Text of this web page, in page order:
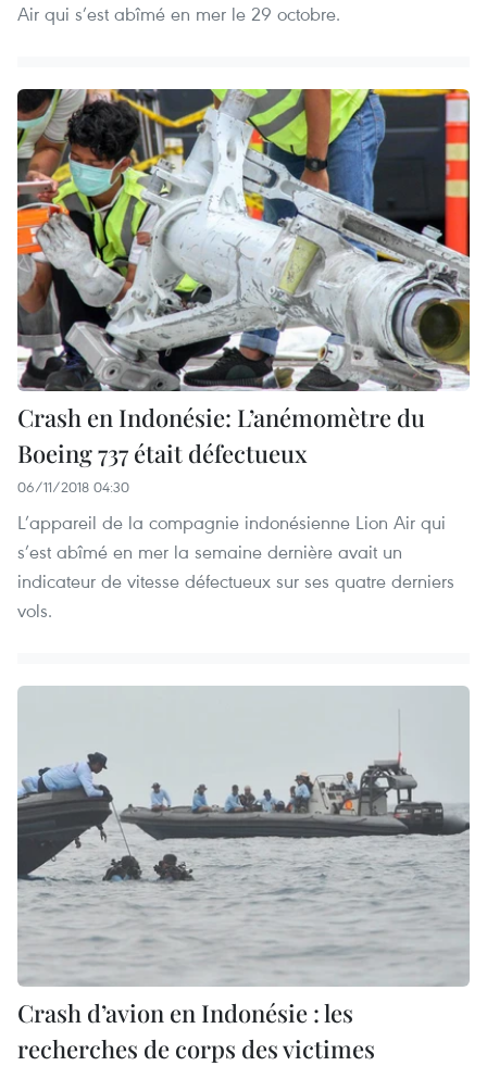
Air qui s’est abîmé en mer le 29 octobre.
Crash en Indonésie: L’anémomètre du
Boeing 737 était défectueux
06/11/2018 04:30
L’appareil de la compagnie indonésienne Lion Air qui
s’est abîmé en mer la semaine dernière avait un
indicateur de vitesse défectueux sur ses quatre derniers
vols.
Crash d’avion en Indonésie : les
recherches de corps des victimes